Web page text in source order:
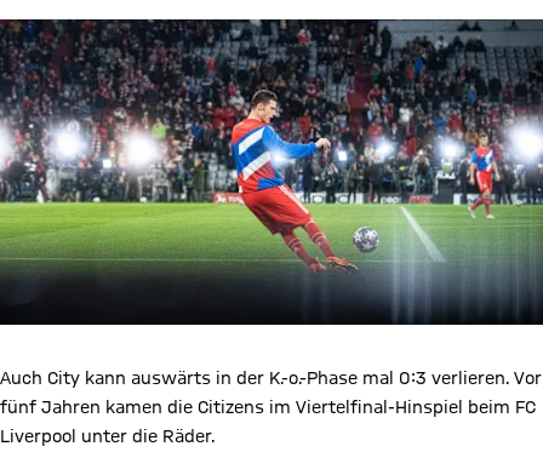
Auch City kann auswärts in der K.-o.-Phase mal 0:3 verlieren. Vor
fünf Jahren kamen die Citizens im Viertelfinal-Hinspiel beim FC
Liverpool unter die Räder.